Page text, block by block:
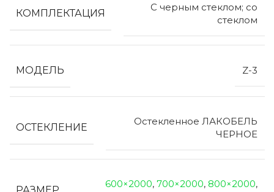
КОМПЛЕКТАЦИЯ
С черным стеклом; со
стеклом
МОДЕЛЬ Z-3
ОСТЕКЛЕНИЕ
Остекленное ЛАКОБЕЛЬ
ЧЕРНОЕ
РАЗМЕР
600×2000, 700×2000, 800×2000,